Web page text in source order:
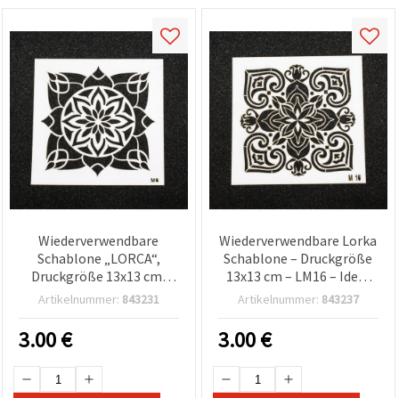
Wiederverwendbare
Schablone „LORCA“,
Druckgröße 13x13 cm,
Design LM6
Artikelnummer: 843231
3.00€
Wiederverwendbare Lorka
Schablone – Druckgröße
13x13 cm – LM16 – Ideal
für präzises Dekorieren,
Artikelnummer: 843237
3.00€